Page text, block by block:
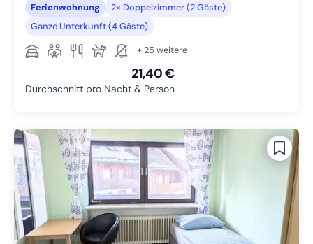
Ferienwohnung
2× Doppelzimmer (2 Gäste)
Ganze Unterkunft (4 Gäste)
+ 25 weitere
21,40 €
Durchschnitt pro Nacht & Person